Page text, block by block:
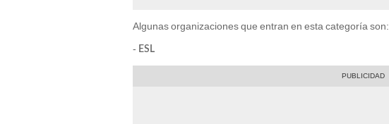
Algunas organizaciones que entran en esta categoría son:
- ESL